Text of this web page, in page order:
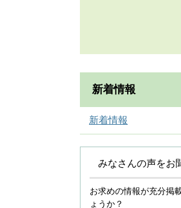
新着情報
新着情報
みなさんの声をお
お求めの情報が充分掲
ょうか？